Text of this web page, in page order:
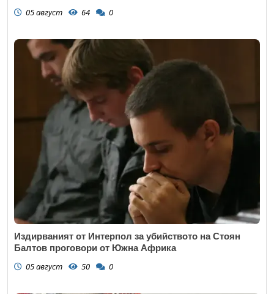
05 август 64 0
Издирваният от Интерпол за убийството на Стоян
Балтов проговори от Южна Африка
05 август 50 0